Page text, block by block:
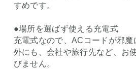
すめです。
●場所を選ばず使える充電式
充電式なので、ACコードが邪魔
外にも、会社や旅行先など、お
びません。